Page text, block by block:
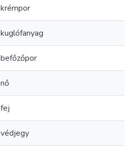
krémpor
kuglófanyag
befőzőpor
nő
fej
védjegy